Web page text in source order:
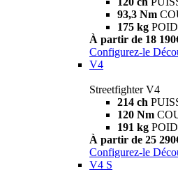
93,3 Nm
175 kg
À partir de 18
Configurez-le
V4
Streetfighter V4
214 ch
120 Nm
191 kg
À partir de 25
Configurez-le
V4 S